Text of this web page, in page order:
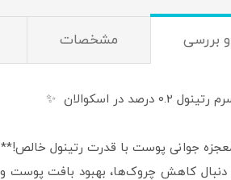
بررسی مشخصات
0.2 درصد در اسکوالان ✨
جوانی پوست با قدرت رتینول خالص!**